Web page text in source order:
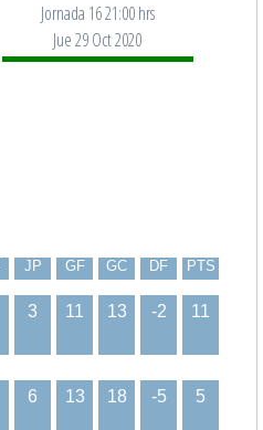
Jornada 16 21:00 hrs
Jue 29 Oct 2020
JP GF GC DF PTS
3 11 13 -2 11
6 13 18 -5 5